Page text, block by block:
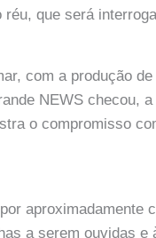
que será
com a produção
NEWS checou,
o compromisso
aproximadamente
a serem ouvidas e